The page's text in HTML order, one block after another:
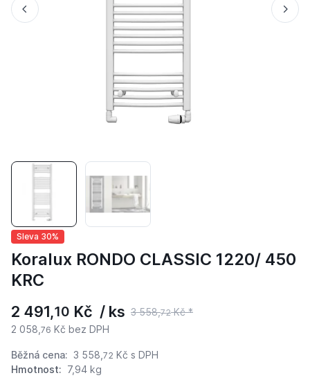
Sleva 30%
Koralux RONDO CLASSIC 1220/ 450
KRC
2 491,10 Kč / ks 3 558,72Kč *
2 058, 76 Kč bez DPH
Běžná cena: 3 558, 72 Kč s DPH
Hmotnost: 7,94 kg